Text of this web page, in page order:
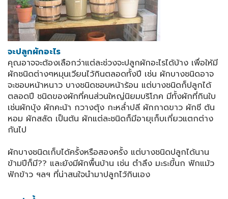
จะปลูกผักอะไร
คุณอาจจะต้องเลือกว่าแต่ละช่วงจะปลูกผักอะไรได้บ้าง เพื่อให้มี
ผักชนิดต่างๆหมุนเวียนไว้กินตลอดทั้งปี เช่น ผักบางชนิดอาจ
จะชอบหน้าหนาว บางชนิดชอบหน้าร้อน แต่บางชนิดก็ปลูกได้
ตลอดปี ชนิดของผักที่คนส่วนใหญ่นิยมบริโภค มีทั้งผักที่กินใบ
เช่นผักบุ้ง ผักคะน้า กวางตุ้ง กะหล่ำปลี ผักกาดขาว ผักชี ต้น
หอม ผักสลัด เป็นต้น ผักแต่ละชนิดก็มีอายุเก็บเกี่ยวแตกต่าง
กันไป
ผักบางชนิดเก็บได้ครั้งหรือสองครั้ง แต่บางชนิดปลูกได้นาน
ข้ามปีก็มี?? และยังมีผักพื้นบ้าน เช่น ตำลึง มะระขี้นก ฟักแม้ว
ฟักข้าว ฯลฯ ที่น่าสนใจนำมาปลูกไว้กินเอง